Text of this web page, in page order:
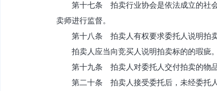
第十七条 拍卖行业协会是依法成立的社会
卖师进行监督。
第十八条 拍卖人有权要求委托人说明拍卖
拍卖人应当向竞买人说明拍卖标的的瑕疵
第十九条 拍卖人对委托人交付拍卖的物品
第二十条 拍卖人接受委托后，未经委托人